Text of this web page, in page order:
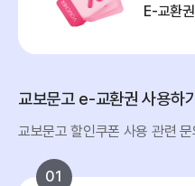
E-교환
교보문고 e-교환권 사용하기
교보문고 할인쿠폰 사용 관련 문
01